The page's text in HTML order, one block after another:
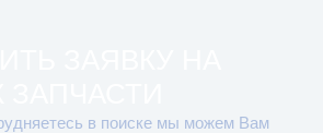
в поиске мы можем Вам